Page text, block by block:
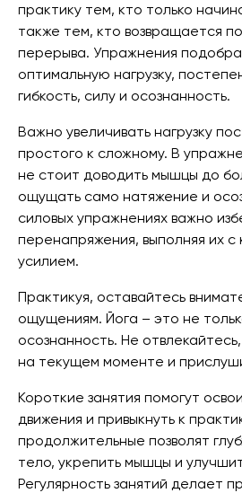
практику тем, кто только
также тем, кто возвращается
перерыва. Упражнения
оптимальную нагрузку,
гибкость, силу и осознанность.
Важно увеличивать нагрузку
простого к сложному. В
не стоит доводить мышцы до
ощущать само натяжение и
силовых упражнениях важно
перенапряжения, выполняя их
усилием.
Практикуя, оставайтесь
ощущениям. Йога – это не
осознанность. Не
на текущем моменте и
Короткие занятия помогут
движения и привыкнуть к
продолжительные позволят
тело, укрепить мышцы и
Регулярность занятий делает